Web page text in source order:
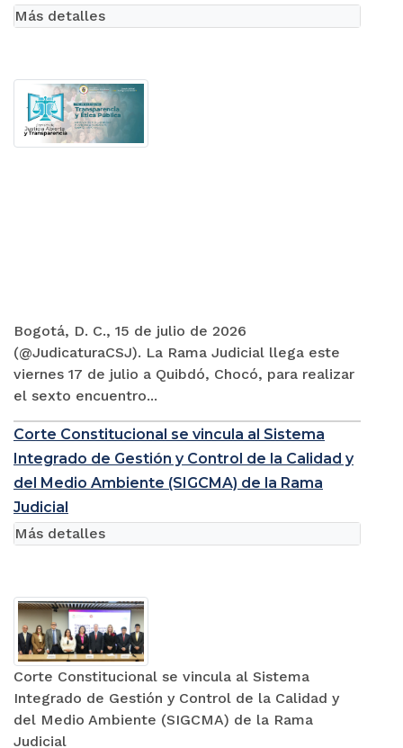
Bogotá, D. C., 15 de julio de 2026
(@JudicaturaCSJ). La Rama Judicial llega este
viernes 17 de julio a Quibdó, Chocó, para realizar
el sexto encuentro...
Más detalles
Corte Constitucional se vincula al Sistema
Integrado de Gestión y Control de la Calidad y
del Medio Ambiente (SIGCMA) de la Rama
Judicial
Corte Constitucional se vincula al Sistema
Integrado de Gestión y Control de la Calidad y
del Medio Ambiente (SIGCMA) de la Rama
Judicial
Más detalles